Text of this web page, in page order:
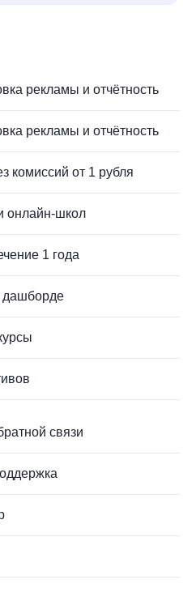
рекламы и отчётность
рекламы и отчётность
комиссий от 1 рубля
онлайн-школ
1 года
дашборде
связи